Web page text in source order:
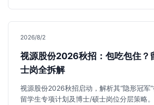
2026/8/2
视源股份2026秋招：包吃包住？
士岗全拆解
视源股份2026秋招启动，解析其“隐形冠军
留学生专项计划及博士/硕士岗位分层策略